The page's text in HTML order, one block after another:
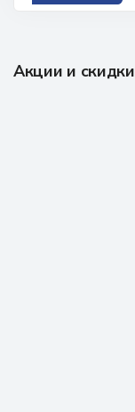
Акции и скидки